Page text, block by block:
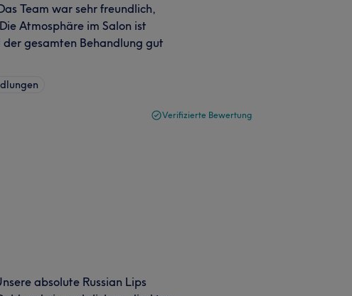
Team war sehr freundlich,
Atmosphäre im Salon ist
gesamten Behandlung gut
Verifizierte Bewertung
absolute Russian Lips